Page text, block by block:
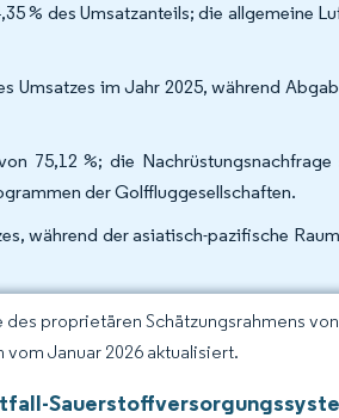
% des Umsatzanteils; die allgemeine
Umsatzes im Jahr 2025, während
75,12 %; die
der Golffluggesellschaften.
während der asiatisch-pazifische
proprietären Schätzungsrahmens
Januar 2026 aktualisiert.